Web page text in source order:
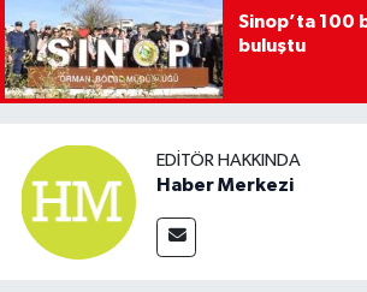
Sinop’ta 100
buluştu
EDITÖR HAKKINDA
Haber Merkezi